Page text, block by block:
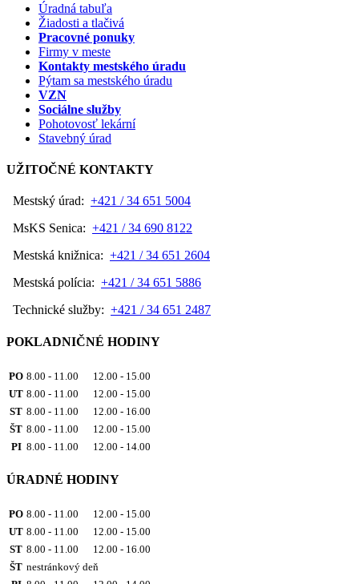
Úradná tabuľa
Žiadosti a tlačivá
Pracovné ponuky
Firmy v meste
Kontakty mestského úradu
Pýtam sa mestského úradu
VZN
Sociálne služby
Pohotovosť lekární
Stavebný úrad
UŽITOČNÉ KONTAKTY
Mestský úrad: +421 / 34 651 5004
MsKS Senica: +421 / 34 690 8122
Mestská knižnica: +421 / 34 651 2604
Mestská polícia: +421 / 34 651 5886
Technické služby: +421 / 34 651 2487
POKLADNIČNÉ HODINY
PO 8.00 - 11.00 12.00 - 15.00
UT 8.00 - 11.00 12.00 - 15.00
ST 8.00 - 11.00 12.00 - 16.00
ŠT 8.00 - 11.00 12.00 - 15.00
PI 8.00 - 11.00 12.00 - 14.00
ÚRADNÉ HODINY
PO 8.00 - 11.00 12.00 - 15.00
UT 8.00 - 11.00 12.00 - 15.00
ST 8.00 - 11.00 12.00 - 16.00
ŠT nestránkový deň